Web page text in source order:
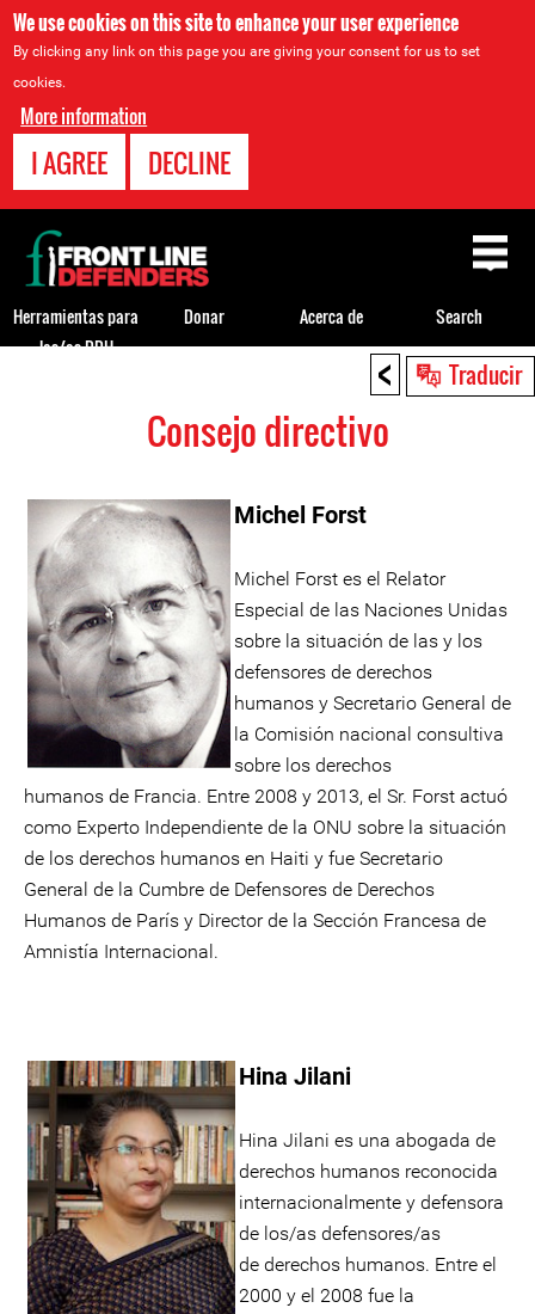
We use cookies on this site to enhance your user experience
By clicking any link on this page you are giving your consent for us to set
cookies.
More information
I AGREE DECLINE
< Traducir
Consejo directivo
Michel Forst
Michel Forst es el Relator
Especial de las Naciones Unidas
sobre la situación de las y los
defensores de derechos
humanos y Secretario General de
la Comisión nacional consultiva
sobre los derechos
humanos de Francia. Entre 2008 y 2013, el Sr. Forst actuó
como Experto Independiente de la ONU sobre la situación
de los derechos humanos en Haiti y fue Secretario
General de la Cumbre de Defensores de Derechos
Humanos de París y Director de la Sección Francesa de
Amnistía Internacional.
Hina Jilani
Hina Jilani es una abogada de
derechos humanos reconocida
internacionalmente y defensora
de los/as defensores/as
de derechos humanos. Entre el
2000 y el 2008 fue la
Back
to
top
Herramientas para
los/as DDH
Donar Acerca de Search